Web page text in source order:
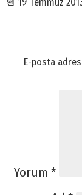
E-posta
Yorum *